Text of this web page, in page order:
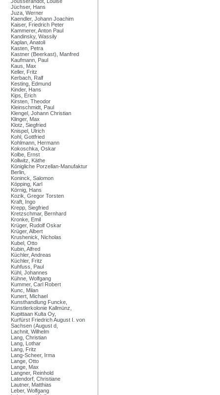
Jüchser, Hans
Juza, Werner
Kaendler, Johann Joachim
Kaiser, Friedrich Peter
Kammerer, Anton Paul
Kandinsky, Wassily
Kaplan, Anatoli
Kasten, Petra
Kastner (Beerkast), Manfred
Kaufmann, Paul
Kaus, Max
Keller, Fritz
Kerbach, Ralf
Kesting, Edmund
Kinder, Hans
Kips, Erich
Kirsten, Theodor
Kleinschmidt, Paul
Klengel, Johann Christian
Klinger, Max
Klotz, Siegfried
Knispel, Ulrich
Kohl, Gottfried
Kohlmann, Hermann
Kokoschka, Oskar
Kolbe, Ernst
Kollwitz, Käthe
Königliche Porzellan-Manufaktur
Berlin,
Koninck, Salomon
Köpping, Karl
Körnig, Hans
Kozik, Gregor Torsten
Kraft, Ingo
Krepp, Siegfried
Kretzschmar, Bernhard
Kronke, Emil
Krüger, Rudolf Oskar
Krüger, Albert
Krushenick, Nicholas
Kubel, Otto
Kubin, Alfred
Küchler, Andreas
Küchler, Fritz
Kuhfuss, Paul
Kühl, Johannes
Kühne, Wolfgang
Kummer, Carl Robert
Kunc, Milan
Kunert, Michael
Kunsthandlung Funcke,
Künstlerkolonie Kallmünz,
Kupittaan Kulta Oy,
Kurfürst Friedrich August I. von
Sachsen (August d,
Lachnit, Wilhelm
Lang, Christian
Lang, Lothar
Lang, Fritz
Lang-Scheer, Irma
Lange, Otto
Lange, Max
Langner, Reinhold
Latendorf, Christiane
Lautner, Matthias
Leber, Wolfgang